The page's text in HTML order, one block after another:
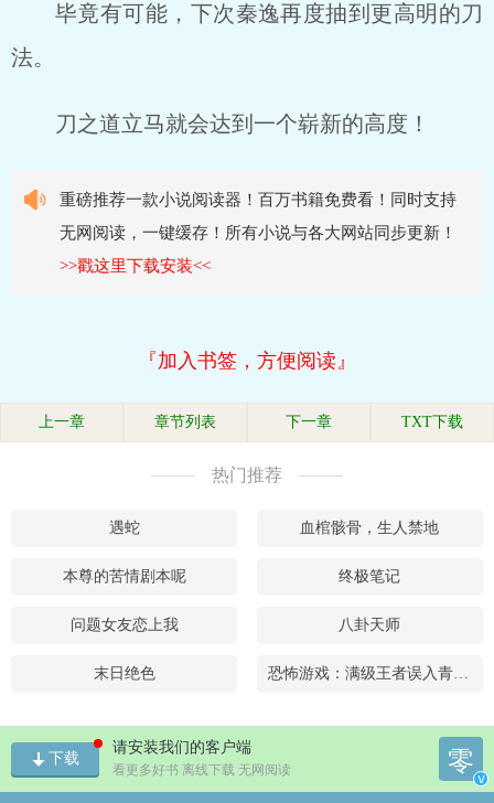
毕竟有可能，下次秦逸再度抽到更高明的刀
法。
刀之道立马就会达到一个崭新的高度！
重磅推荐一款小说阅读器！百万书籍免费看！同时支持
无网阅读，一键缓存！所有小说与各大网站同步更新！
>>戳这里下载安装<<
『加入书签，方便阅读』
上一章 章节列表 下一章 TXT下载
热门推荐
遇蛇 血棺骸骨，生人禁地
本尊的苦情剧本呢 终极笔记
问题女友恋上我 八卦天师
末日绝色 恐怖游戏：满级王者误入青铜局
下载
请安装我们的客户端
看更多好书 离线下载 无网阅读 零
v